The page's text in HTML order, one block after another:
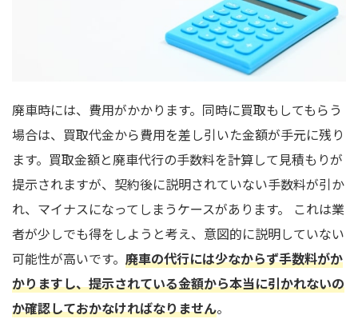
廃車時には、費用がかかります。同時に買取もしてもらう
場合は、買取代金から費用を差し引いた金額が手元に残り
ます。買取金額と廃車代行の手数料を計算して見積もりが
提示されますが、契約後に説明されていない手数料が引か
れ、マイナスになってしまうケースがあります。 これは業
者が少しでも得をしようと考え、意図的に説明していない
可能性が高いです。 廃車の代行には少なからず手数料がか
かりますし、提示されている金額から本当に引かれないの
か確認しておかなければなりません。